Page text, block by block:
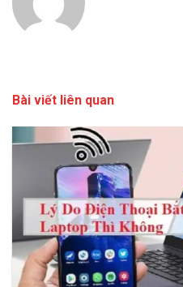
Bài viết liên quan